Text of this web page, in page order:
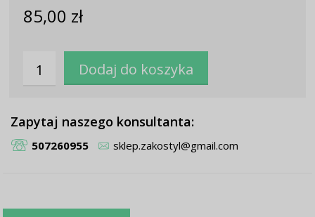
85,00 zł
Zapytaj naszego konsultanta:
507260955 sklep.zakostyl@gmail.com